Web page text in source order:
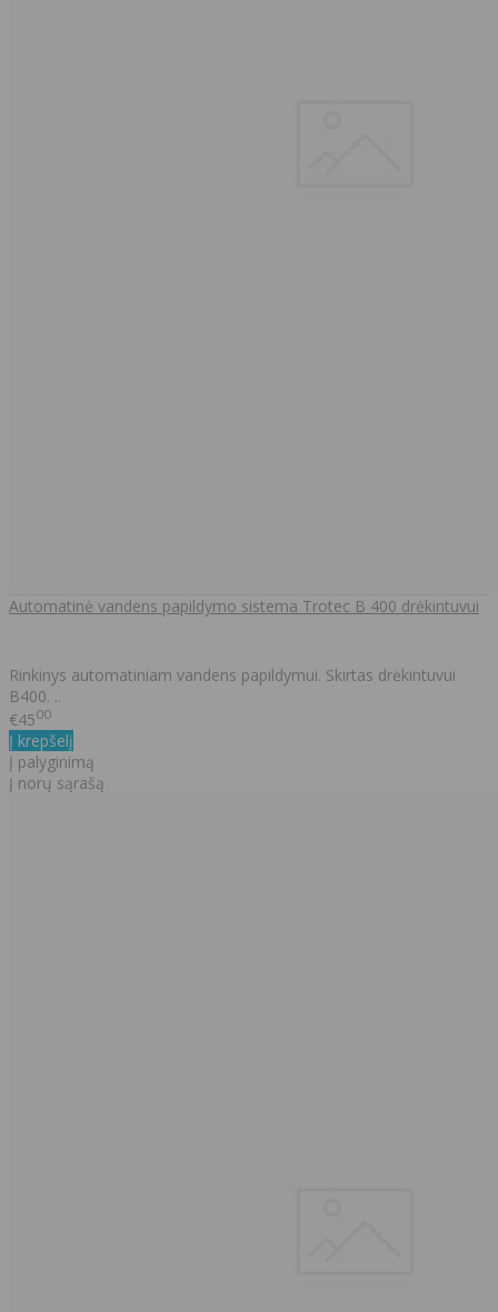
Automatinė vandens papildymo sistema Trotec B 400 drėkintuvui
Rinkinys automatiniam vandens papildymui. Skirtas drėkintuvui
B400. ..
€4500
Į krepšelį
Į palyginimą
Į norų sąrašą